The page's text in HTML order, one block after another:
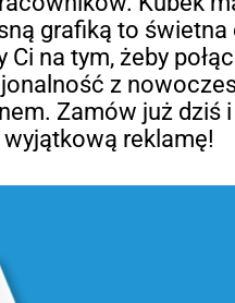
grafiką to świetna
Ci na tym, żeby
z
Zamów już dziś
reklamę!